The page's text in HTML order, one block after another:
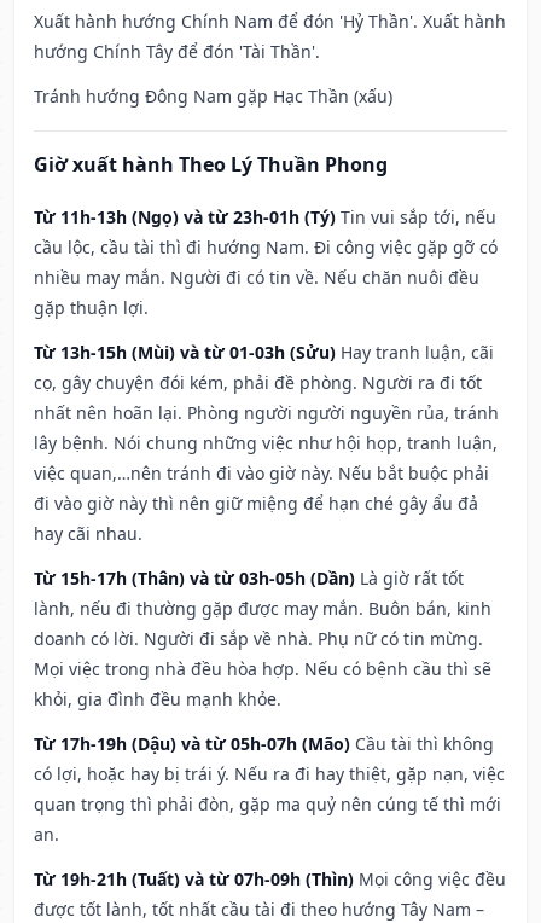
Xuất hành hướng Chính Nam để đón 'Hỷ Thần'. Xuất hành
hướng Chính Tây để đón 'Tài Thần'.
Tránh hướng Đông Nam gặp Hạc Thần (xấu)
Giờ xuất hành Theo Lý Thuần Phong
Từ 11h-13h (Ngọ) và từ 23h-01h (Tý) Tin vui sắp tới, nếu
cầu lộc, cầu tài thì đi hướng Nam. Đi công việc gặp gỡ có
nhiều may mắn. Người đi có tin về. Nếu chăn nuôi đều
gặp thuận lợi.
Từ 13h-15h (Mùi) và từ 01-03h (Sửu) Hay tranh luận, cãi
cọ, gây chuyện đói kém, phải đề phòng. Người ra đi tốt
nhất nên hoãn lại. Phòng người người nguyền rủa, tránh
lây bệnh. Nói chung những việc như hội họp, tranh luận,
việc quan,…nên tránh đi vào giờ này. Nếu bắt buộc phải
đi vào giờ này thì nên giữ miệng để hạn ché gây ẩu đả
hay cãi nhau.
Từ 15h-17h (Thân) và từ 03h-05h (Dần) Là giờ rất tốt
lành, nếu đi thường gặp được may mắn. Buôn bán, kinh
doanh có lời. Người đi sắp về nhà. Phụ nữ có tin mừng.
Mọi việc trong nhà đều hòa hợp. Nếu có bệnh cầu thì sẽ
khỏi, gia đình đều mạnh khỏe.
Từ 17h-19h (Dậu) và từ 05h-07h (Mão) Cầu tài thì không
có lợi, hoặc hay bị trái ý. Nếu ra đi hay thiệt, gặp nạn, việc
quan trọng thì phải đòn, gặp ma quỷ nên cúng tế thì mới
an.
Từ 19h-21h (Tuất) và từ 07h-09h (Thìn) Mọi công việc đều
được tốt lành, tốt nhất cầu tài đi theo hướng Tây Nam –